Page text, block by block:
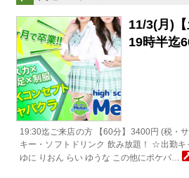
11/3(月)【
19時半迄
19:30迄ご来店の方 【60分】3400円 (税・
キー・ソフトドリンク 飲み放題！ ☆出勤
ゆに りおん らい ゆうな この他にポケパ…